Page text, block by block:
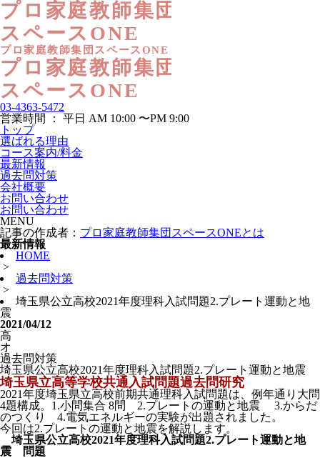
03-4363-5472
営業時間 ： 平日 AM 10:00 〜PM 9:00
トップ
選ばれる理由
コース案内/料金
最新情報
過去問対策
会社概要
お問い合わせ
お問い合わせ
MENU
記事の作成者： プロ家庭教師集団スペースONEとは
最新情報
HOME
>
過去問対策
>
埼玉県公立高校2021年度理科入試問題2.プレート運動と地
震
2021/04/12
高
オ
過去問対策
埼玉県公立高校2021年度理科入試問題2.プレート運動と地震
埼玉県立高等学校共通入試問題過去問研究
2021年度埼玉県立高校前期共通理科入試問題は、例年通り大問
4題構成。1.小問集合 8問 2.プレートの運動と地震 3.からだ
のつくり 4.電気エネルギーの実験が出題されました。
今回は2.プレートの運動と地震を解説します。
埼玉県公立高校2021年度理科入試問題2.プレート運動と地
震 問題